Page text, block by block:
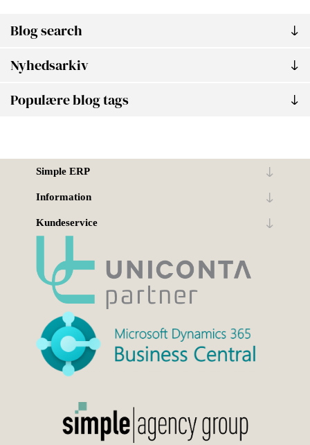
Blog search
Nyhedsarkiv
Populære blog tags
Simple ERP
Information
Kundeservice